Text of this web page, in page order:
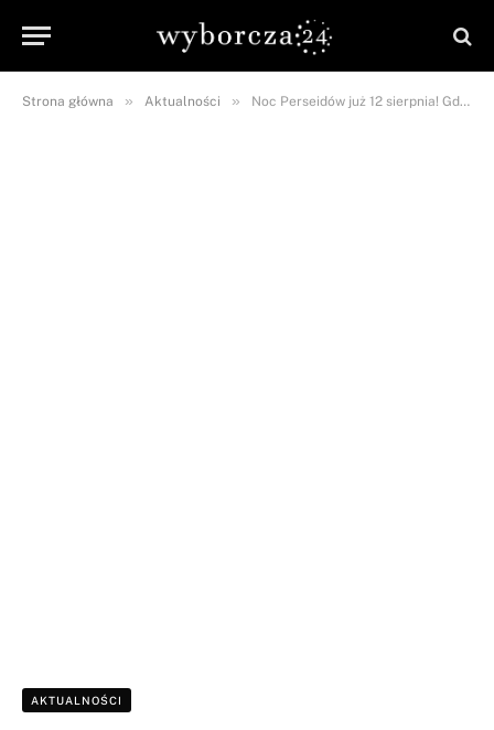
Strona główna » Aktualności » Noc Perseidów już 12 sierpnia! Gdzie najlepiej oglądać to zjawisko?
AKTUALNOŚCI